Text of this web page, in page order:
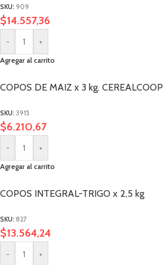
SKU: 909
$14.557,36
- +
Agregar al carrito
COPOS DE MAIZ x 3 kg. CEREALCOOP
SKU: 3915
$6.210,67
- +
Agregar al carrito
COPOS INTEGRAL-TRIGO x 2,5 kg
SKU: 827
$13.564,24
- +